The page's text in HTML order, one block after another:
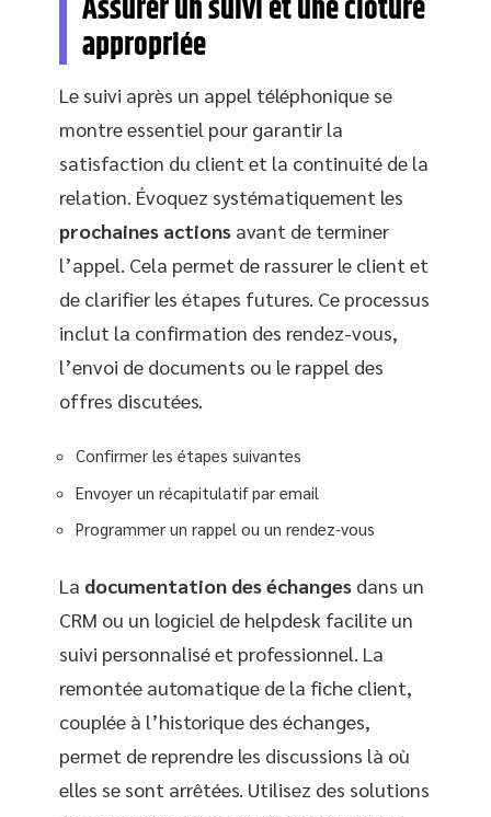
Assurer un suivi et une clôture
appropriée
Le suivi après un appel téléphonique se
montre essentiel pour garantir la
satisfaction du client et la continuité de la
relation. Évoquez systématiquement les
prochaines actions avant de terminer
l’appel. Cela permet de rassurer le client et
de clarifier les étapes futures. Ce processus
inclut la confirmation des rendez-vous,
l’envoi de documents ou le rappel des
offres discutées.
Confirmer les étapes suivantes
Envoyer un récapitulatif par email
Programmer un rappel ou un rendez-vous
La documentation des échanges dans un
CRM ou un logiciel de helpdesk facilite un
suivi personnalisé et professionnel. La
remontée automatique de la fiche client,
couplée à l’historique des échanges,
permet de reprendre les discussions là où
elles se sont arrêtées. Utilisez des solutions